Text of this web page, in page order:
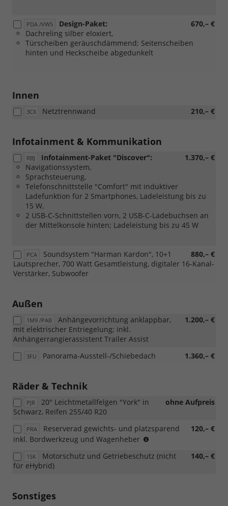
PDA /VW5 670,– €
Design-Paket:
Dachreling silber eloxiert,
Türscheiben geräuschdämmend; Seitenscheiben
hinten und Heckscheibe abgedunkelt
Innen
3CX 210,– €
Netztrennwand
Infotainment & Kommunikation
RBJ 1.370,– €
Infotainment-Paket "Discover":
Navigationssystem,
Sprachsteuerung,
Telefonschnittstelle "Comfort" mit induktiver
Ladefunktion für 2 Smartphones, Ladeleistung bis zu
15 W,
2 USB-C-Schnittstellen vorn, 2 USB-C-Ladebuchsen an
der Mittelkonsole hinten; Ladeleistung bis zu 45 W
PCA 880,– €
Soundsystem "Harman Kardon", 10+1
Lautsprecher, 700 Watt Gesamtleistung, digitaler 16-Kanal-
Verstärker, Subwoofer
Außen
1M9 /PAB 1.200,– €
Anhängevorrichtung anklappbar,
mit elektrischer Entriegelung; inkl.
Anhängerrangierassistent Trailer Assist
3FU 1.360,– €
Panorama-Ausstell-/Schiebedach
Räder & Technik
PJR ohne Aufpreis
20" Leichtmetallfelgen "York" in
Schwarz, Reifen 255/40 R20
PRA 120,– €
Reserverad gewichts- und platzsparend
inkl. Bordwerkzeug und Wagenheber
eHybrid)
1SK 140,– €
Motorschutz und Getriebeschutz (nicht
für eHybrid)
Sonstiges